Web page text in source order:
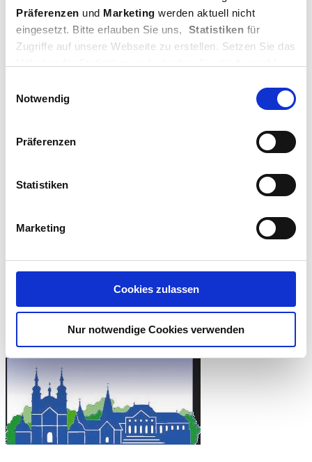
Präferenzen und Marketing werden aktuell nicht
eingesetzt. Bitte erlauben Sie uns, Statistiken für
Zugriffe auf unsere Webseite zu erstellen. Setzen Sie das
Unterstützung.
Notwendig
Präferenzen
Statistiken
Marketing
Cookies zulassen
Nur notwendige Cookies verwenden
Unser Angebot
Referenzen
Industriedächer
Leistungen
Wärmedämmung
Reperatur & Wartung
Karriere
Stellenangebote